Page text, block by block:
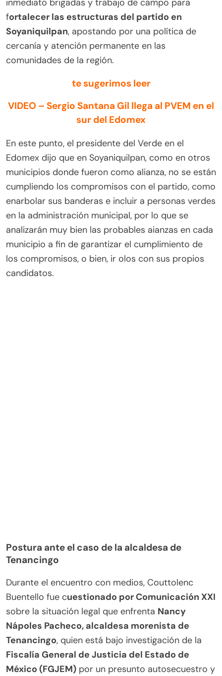
inmediato brigadas y trabajo de campo para
fortalecer las estructuras del partido en
Soyaniquilpan, apostando por una política de
cercanía y atención permanente en las
comunidades de la región.
te sugerimos leer
VIDEO – Sergio Santana Gil llega al PVEM en el
sur del Edomex
En este punto, el presidente del Verde en el
Edomex dijo que en Soyaniquilpan, como en otros
municipios donde fueron como alianza, no se están
cumpliendo los compromisos con el partido, como
enarbolar sus banderas e incluir a personas verdes
en la administración municipal, por lo que se
analizarán muy bien las probables aianzas en cada
municipio a fin de garantizar el cumplimiento de
los compromisos, o bien, ir olos con sus propios
candidatos.
Postura ante el caso de la alcaldesa de
Tenancingo
Durante el encuentro con medios, Couttolenc
Buentello fue cuestionado por Comunicación XXI
sobre la situación legal que enfrenta Nancy
Nápoles Pacheco, alcaldesa morenista de
Tenancingo, quien está bajo investigación de la
Fiscalía General de Justicia del Estado de
México (FGJEM) por un presunto autosecuestro y